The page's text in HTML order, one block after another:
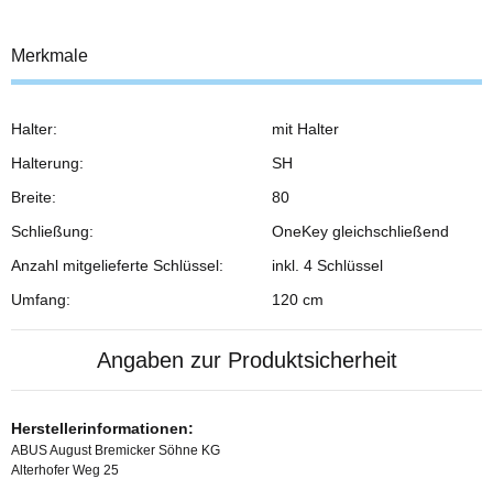
Merkmale
Halter:
mit Halter
Halterung:
SH
Breite:
80
Schließung:
OneKey gleichschließend
Anzahl mitgelieferte Schlüssel:
inkl. 4 Schlüssel
Umfang:
120 cm
Angaben zur Produktsicherheit
Herstellerinformationen:
ABUS August Bremicker Söhne KG
Alterhofer Weg 25